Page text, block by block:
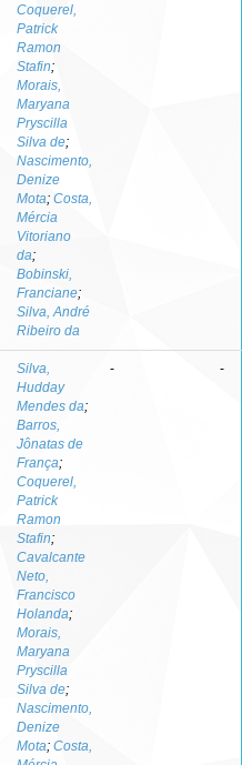
Coquerel,
Patrick
Ramon
Stafin;
Morais,
Maryana
Pryscilla
Silva de;
Nascimento,
Denize
Mota; Costa,
Mércia
Vitoriano
da;
Bobinski,
Franciane;
Silva, André
Ribeiro da
Silva,
Hudday
Mendes da;
Barros,
Jônatas de
França;
Coquerel,
Patrick
Ramon
Stafin;
Cavalcante
Neto,
Francisco
Holanda;
Morais,
Maryana
Pryscilla
Silva de;
Nascimento,
Denize
Mota; Costa,
- -